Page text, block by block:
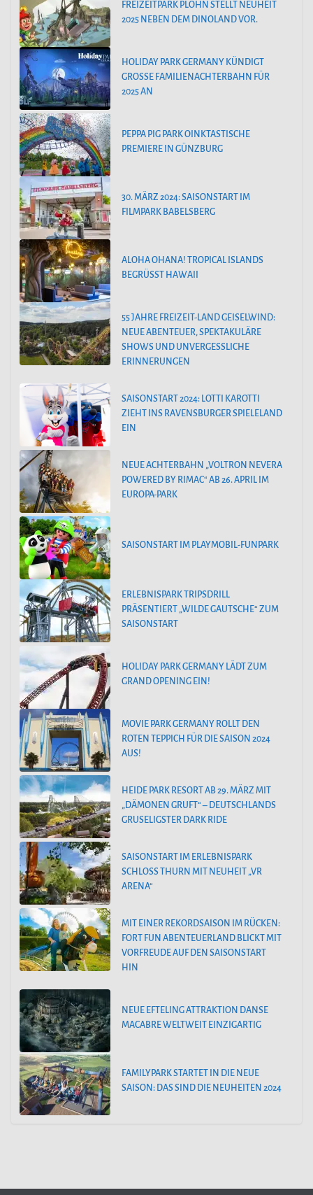
FREIZEITPARK PLOHN STELLT NEUHEIT
2025 NEBEN DEM DINOLAND VOR.
HOLIDAY PARK GERMANY KÜNDIGT
GROSSE FAMILIENACHTERBAHN FÜR 2
025 AN
PEPPA PIG PARK OINKTASTISCHE
PREMIERE IN GÜNZBURG
30. MÄRZ 2024: SAISONSTART IM
FILMPARK BABELSBERG
ALOHA OHANA! TROPICAL ISLANDS
BEGRÜSST HAWAII
55 JAHRE FREIZEIT-LAND GEISELWIND:
NEUE ABENTEUER, SPEKTAKULÄRE
SHOWS UND UNVERGESSLICHE
ERINNERUNGEN
SAISONSTART 2024: LOTTI KAROTTI
ZIEHT INS RAVENSBURGER SPIELELAND
EIN
NEUE ACHTERBAHN „VOLTRON NEVERA
POWERED BY RIMAC“ AB 26. APRIL IM
EUROPA-PARK
SAISONSTART IM PLAYMOBIL-FUNPARK
ERLEBNISPARK TRIPSDRILL
PRÄSENTIERT „WILDE GAUTSCHE“ ZUM
SAISONSTART
HOLIDAY PARK GERMANY LÄDT ZUM
GRAND OPENING EIN!
MOVIE PARK GERMANY ROLLT DEN
ROTEN TEPPICH FÜR DIE SAISON 2024
AUS!
HEIDE PARK RESORT AB 29. MÄRZ MIT
„DÄMONEN GRUFT“ – DEUTSCHLANDS
GRUSELIGSTER DARK RIDE
SAISONSTART IM ERLEBNISPARK
SCHLOSS THURN MIT NEUHEIT „VR
ARENA“
MIT EINER REKORDSAISON IM RÜCKEN:
FORT FUN ABENTEUERLAND BLICKT MIT
VORFREUDE AUF DEN SAISONSTART
HIN
NEUE EFTELING ATTRAKTION DANSE
MACABRE WELTWEIT EINZIGARTIG
FAMILYPARK STARTET IN DIE NEUE
SAISON: DAS SIND DIE NEUHEITEN 2024